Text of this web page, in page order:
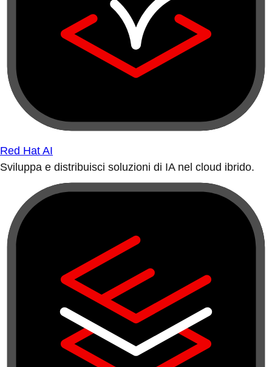
Red Hat AI
Sviluppa e distribuisci soluzioni di IA nel cloud ibrido.